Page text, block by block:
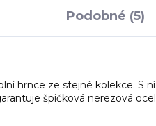
Podobné (5)
hrnce ze stejné kolekce. S ní
špičková nerezová ocel